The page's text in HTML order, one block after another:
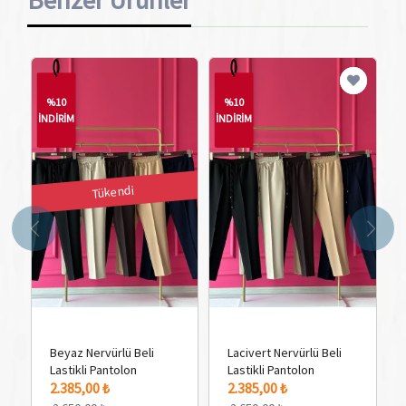
%10
İNDİRİM
Tükendi
Beyaz Nervürlü Beli
Lastikli Pantolon
2.385,00 ₺
%10
İNDİRİM
5 Adet Renk Seçeneği
Lacivert Nervürlü Beli
Lastikli Pantolon
2.385,00 ₺